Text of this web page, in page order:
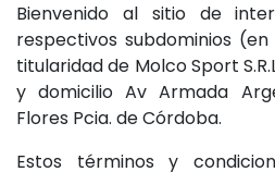
Bienvenido al sitio de
respectivos subdominios
titularidad de Molco Sport
y domicilio Av Armada
Flores Pcia. de Córdoba.
Estos términos y